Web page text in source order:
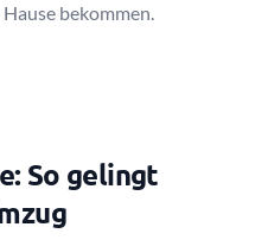
bekommen.
So gelingt